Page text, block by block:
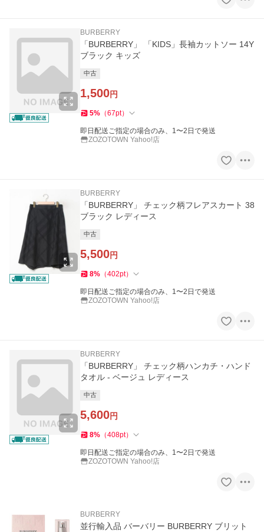
BURBERRY
「BURBERRY」 「KIDS」長袖カットソー 14Y
ブラック キッズ
中古
1,500円
5% （67pt）
即日配送ご指定の場合のみ、1〜2日で発送
ZOZOTOWN Yahoo!店
BURBERRY
「BURBERRY」 チェック柄フレアスカート 38
ブラック レディース
中古
5,500円
8% （402pt）
即日配送ご指定の場合のみ、1〜2日で発送
ZOZOTOWN Yahoo!店
BURBERRY
「BURBERRY」 チェック柄ハンカチ・ハンド
タオル - ベージュ レディース
中古
5,600円
8% （408pt）
即日配送ご指定の場合のみ、1〜2日で発送
ZOZOTOWN Yahoo!店
BURBERRY
並行輸入品 バーバリー BURBERRY ブリット